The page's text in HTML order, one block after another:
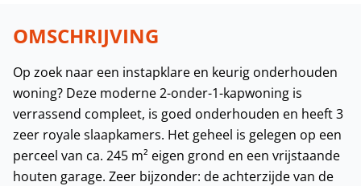
OMSCHRIJVING
Op zoek naar een instapklare en keurig onderhouden
woning? Deze moderne 2-onder-1-kapwoning is
verrassend compleet, is goed onderhouden en heeft 3
zeer royale slaapkamers. Het geheel is gelegen op een
perceel van ca. 245 m² eigen grond en een vrijstaande
houten garage. Zeer bijzonder: de achterzijde van de